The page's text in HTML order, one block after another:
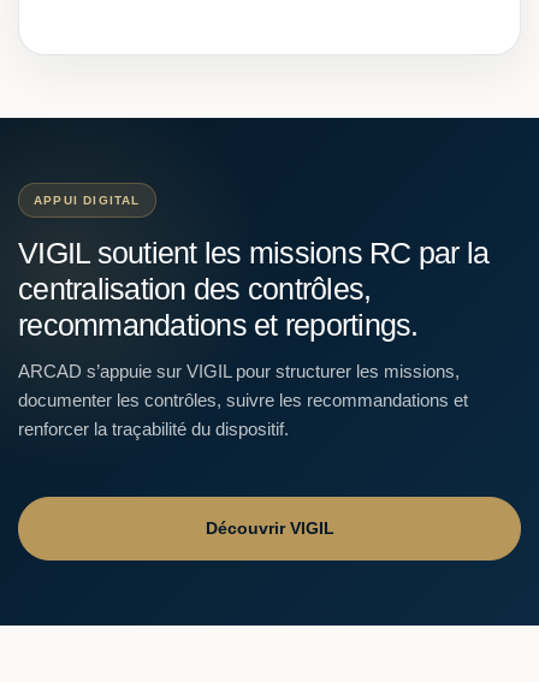
APPUI DIGITAL
VIGIL soutient les missions RC par la
centralisation des contrôles,
recommandations et reportings.
ARCAD s’appuie sur VIGIL pour structurer les missions,
documenter les contrôles, suivre les recommandations et
renforcer la traçabilité du dispositif.
Découvrir VIGIL